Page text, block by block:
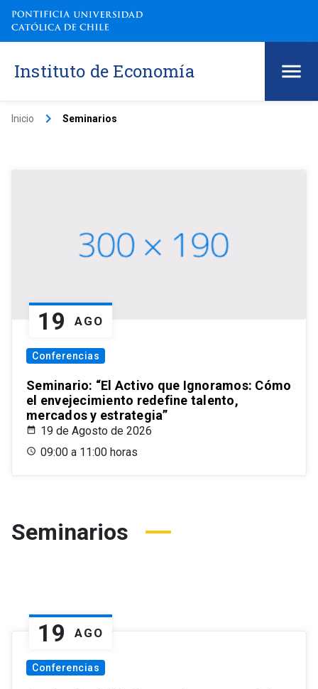
Instituto de Economía
Inicio keyboard_arrow_right Seminarios
19 AGO
Conferencias
Seminario: “El Activo que Ignoramos: Cómo
el envejecimiento redefine talento,
mercados y estrategia”
19 de Agosto de 2026
09:00 a 11:00 horas
Seminarios
19 AGO
Conferencias